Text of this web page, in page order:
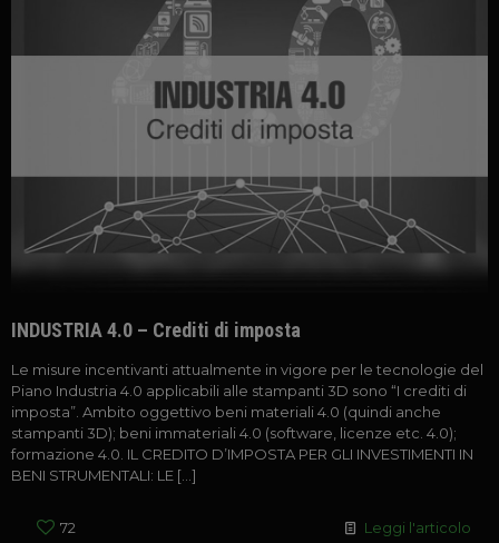
INDUSTRIA 4.0 – Crediti di imposta
Le misure incentivanti attualmente in vigore per le tecnologie del
Piano Industria 4.0 applicabili alle stampanti 3D sono “I crediti di
imposta”. Ambito oggettivo beni materiali 4.0 (quindi anche
stampanti 3D); beni immateriali 4.0 (software, licenze etc. 4.0);
formazione 4.0. IL CREDITO D’IMPOSTA PER GLI INVESTIMENTI IN
BENI STRUMENTALI: LE […]
72 Leggi l'articolo